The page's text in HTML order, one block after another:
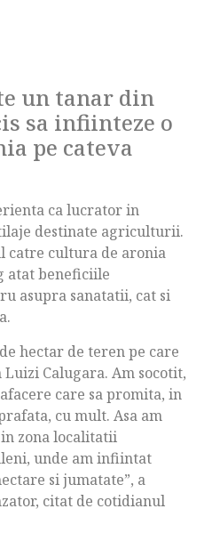
un tanar din
sa infiinteze o
pe cateva
ca lucrator in
destinate agriculturii.
catre cultura de aronia
atat beneficiile
asupra sanatatii, cat si
hectar de teren pe care
Calugara. Am socotit,
care sa promita, in
cu mult. Asa am
zona localitatii
unde am infiintat
si jumatate”, a
citat de cotidianul